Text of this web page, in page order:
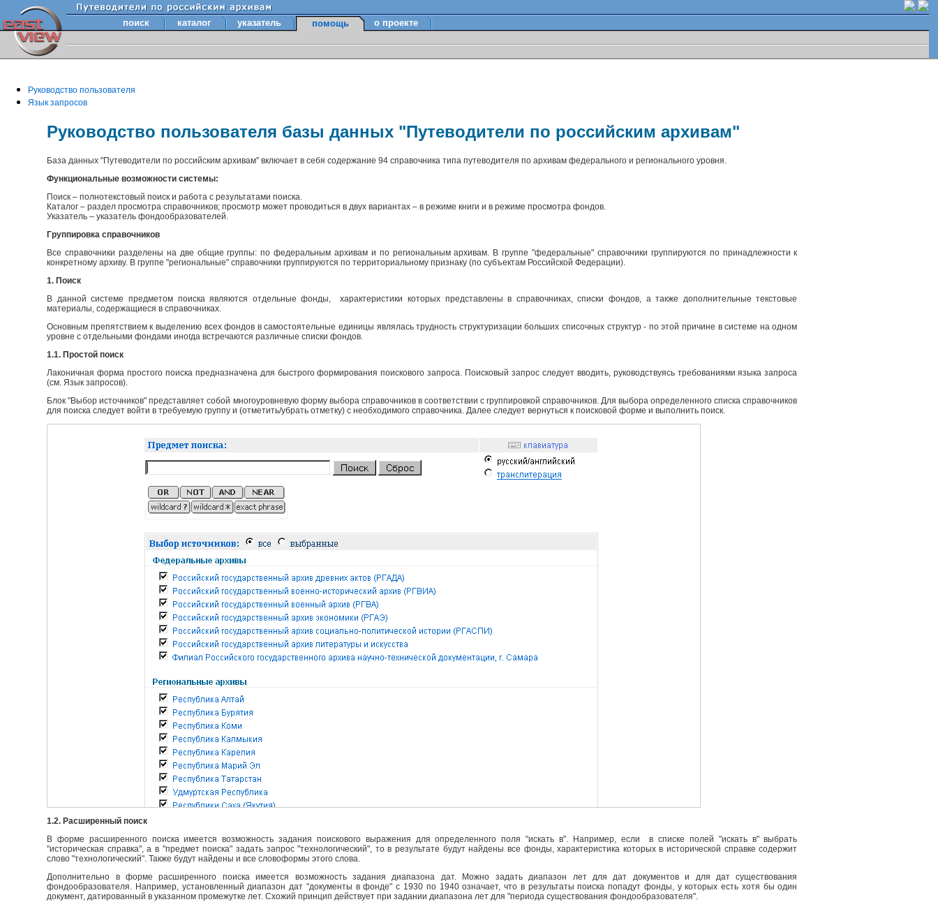
поиск каталог указатель помощь о проекте
Руководство пользователя
Язык запросов
Руководство пользователя базы данных "Путеводители по российским архивам"
База данных "Путеводители по российским архивам" включает в себя содержание 94 справочника типа путеводителя по архивам федерального и регионального уровня.
Функциональные возможности системы:
Поиск – полнотекстовый поиск и работа с результатами поиска.
Каталог – раздел просмотра справочников; просмотр может проводиться в двух вариантах – в режиме книги и в режиме просмотра фондов.
Указатель – указатель фондообразователей.
Группировка справочников
Все справочники разделены на две общие группы: по федеральным архивам и по региональным архивам. В группе "федеральные" справочники группируются по принадлежности к
конкретному архиву. В группе "региональные" справочники группируются по территориальному признаку (по субъектам Российской Федерации).
1. Поиск
В данной системе предметом поиска являются отдельные фонды, характеристики которых представлены в справочниках, списки фондов, а также дополнительные текстовые
материалы, содержащиеся в справочниках.
Основным препятствием к выделению всех фондов в самостоятельные единицы являлась трудность структуризации больших списочных структур - по этой причине в системе на одном
уровне с отдельными фондами иногда встречаются различные списки фондов.
1.1. Простой поиск
Лаконичная форма простого поиска предназначена для быстрого формирования поискового запроса. Поисковый запрос следует вводить, руководствуясь требованиями языка запроса
(см. Язык запросов).
Блок "Выбор источников" представляет собой многоуровневую форму выбора справочников в соответствии с группировкой справочников. Для выбора определенного списка справочников
для поиска следует войти в требуемую группу и (отметить/убрать отметку) с необходимого справочника. Далее следует вернуться к поисковой форме и выполнить поиск.
1.2. Расширенный поиск
В форме расширенного поиска имеется возможность задания поискового выражения для определенного поля "искать в". Например, если в списке полей "искать в" выбрать
"историческая справка", а в "предмет поиска" задать запрос "технологический", то в результате будут найдены все фонды, характеристика которых в исторической справке содержит
слово "технологический". Также будут найдены и все словоформы этого слова.
Дополнительно в форме расширенного поиска имеется возможность задания диапазона дат. Можно задать диапазон лет для дат документов и для дат существования
фондообразователя. Например, установленный диапазон дат "документы в фонде" с 1930 по 1940 означает, что в результаты поиска попадут фонды, у которых есть хотя бы один
документ, датированный в указанном промежутке лет. Схожий принцип действует при задании диапазона лет для "периода существования фондообразователя".